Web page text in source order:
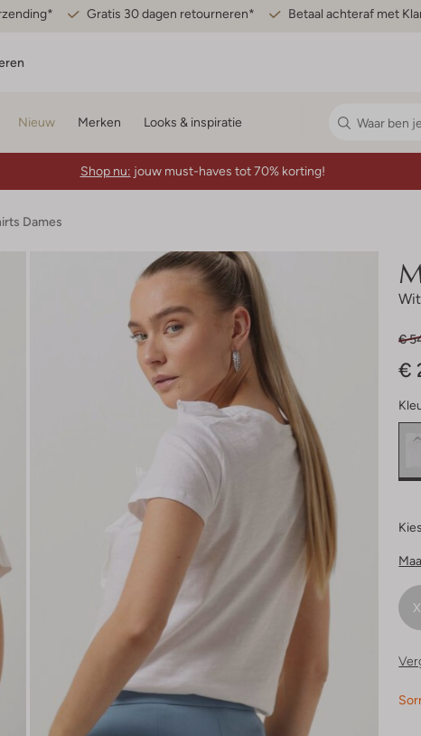
Gratis 30 dagen retourneren* Betaal achteraf met
Nieuw Merken Looks & inspiratie
Shop nu: jouw must-haves tot 70% korting!
Dames
€
€